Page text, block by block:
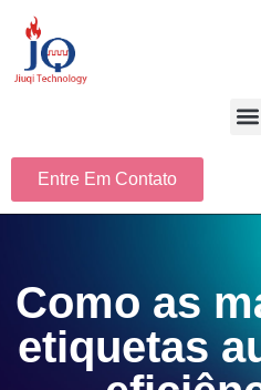
Entre Em Contato
Como as
etiquetas